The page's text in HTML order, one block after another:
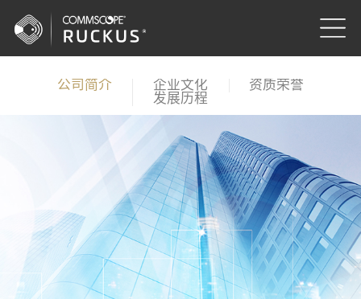
公司简介 企业文化
资质荣誉
发展历程